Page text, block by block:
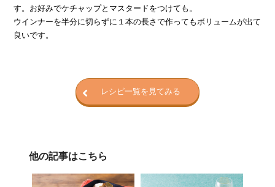
す。お好みでケチャップとマスタードをつけても。
ウインナーを半分に切らずに１本の長さで作ってもボリュームが出て
良いです。
レシピ一覧を見てみる
他の記事はこちら